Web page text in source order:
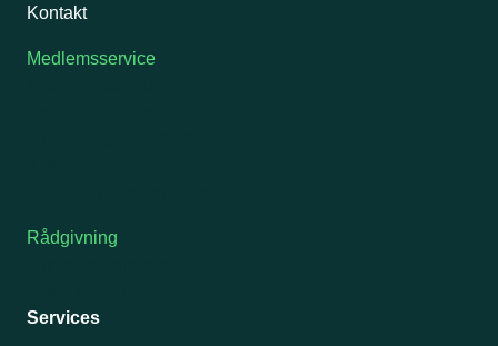
Kontakt
Medlemsservice
Rådgivning
Services